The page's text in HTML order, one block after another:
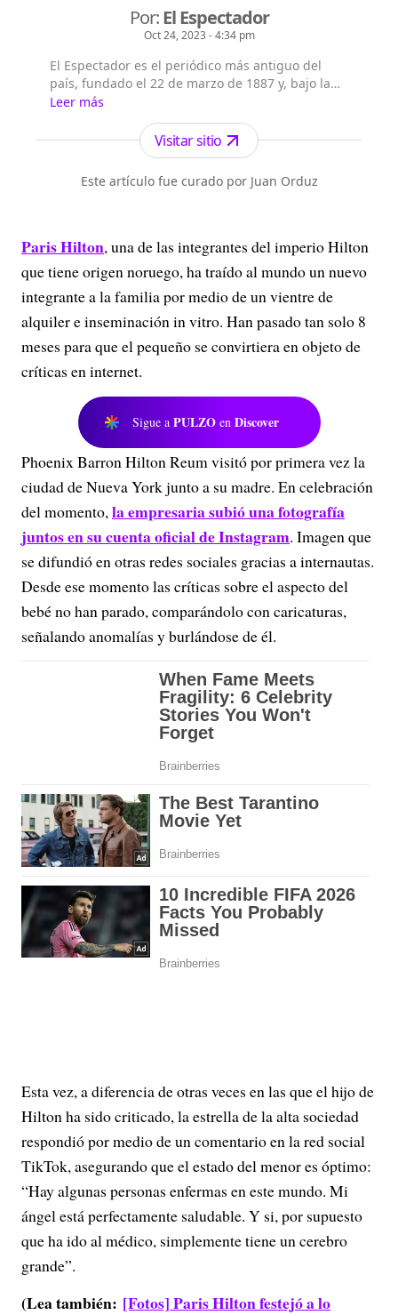
Por:El Espectador
Oct 24, 2023 - 4:34 pm
El Espectador es el periódico más antiguo del
país, fundado el 22 de marzo de 1887 y, bajo la
dirección de Fidel Cano, es considerado uno de
los periódicos más serios y profesionales por su
independencia, credibilidad y objetividad.
Leer más
Visitar sitio
Este artículo fue curado por Juan Orduz
Paris Hilton, una de las integrantes del imperio Hilton
que tiene origen noruego, ha traído al mundo un nuevo
integrante a la familia por medio de un vientre de
alquiler e inseminación in vitro. Han pasado tan solo 8
meses para que el pequeño se convirtiera en objeto de
críticas en internet.
Sigue a PULZO en Discover
Phoenix Barron Hilton Reum visitó por primera vez la
ciudad de Nueva York junto a su madre. En celebración
del momento,la empresaria subió una fotografía
juntos en su cuenta oficial de Instagram. Imagen que
se difundió en otras redes sociales gracias a internautas.
Desde ese momento las críticas sobre el aspecto del
bebé no han parado, comparándolo con caricaturas,
señalando anomalías y burlándose de él.
Esta vez, a diferencia de otras veces en las que el hijo de
Hilton ha sido criticado, la estrella de la alta sociedad
respondió por medio de un comentario en la red social
TikTok, asegurando que el estado del menor es óptimo:
“Hay algunas personas enfermas en este mundo. Mi
ángel está perfectamente saludable. Y si, por supuesto
que ha ido al médico, simplemente tiene un cerebro
grande”.
(Lea también: [Fotos] Paris Hilton festejó a lo